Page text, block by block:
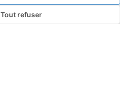
Tout refuser